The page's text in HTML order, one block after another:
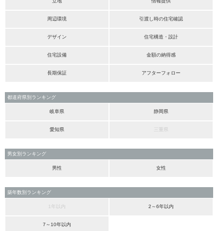
周辺環境 引渡し時の住宅確認
デザイン 住宅構造・設計
住宅設備 金額の納得感
長期保証 アフターフォロー
都道府県別ランキング
岐阜県 静岡県
愛知県
男女別ランキング
男性 女性
築年数別ランキング
1年以内 2～6年以内
7～10年以内